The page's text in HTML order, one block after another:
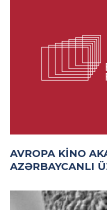
AVROPA KINO
AZƏRBAYCANLI